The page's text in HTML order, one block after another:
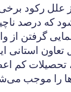
رکود برخی
که درصد
گرفتن
تعاون
کم
را موجب